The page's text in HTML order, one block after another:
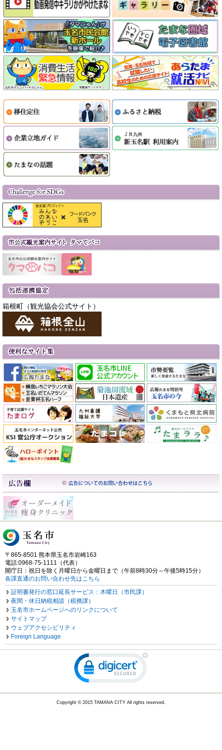
箱根町（観光協会公式サイト）
〒865-8501 熊本県玉名市岩崎163
電話:0968-75-1111（代表）
開庁日：祝日を除く月曜日から金曜日まで（午前8時30分～午後5時15分）
各課直通のお問い合わせ先はこちら
証明書発行の窓口延長サービス：木曜日（市民課）
夜間・休日納税相談（税務課）
玉名市ホームページへのリンクについて
サイトマップ
ウェブアクセシビリティ
Foreign Language
Copyright © 2015 TAMANA CITY All rights reserved.